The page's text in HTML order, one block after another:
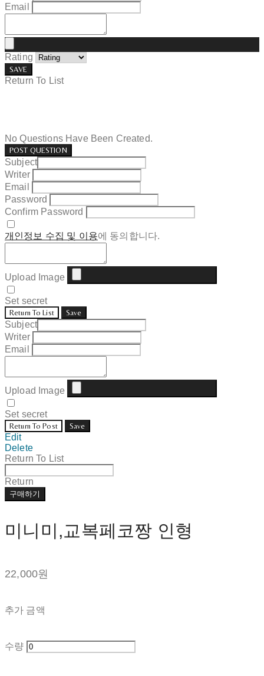
Email
Rating
SAVE
Return To List
No Questions Have Been Created.
POST QUESTION
Subject
Writer
Email
Password
Confirm Password
개인정보 수집 및 이용에 동의합니다.
Upload Image
Set secret
Return To List Save
Subject
Writer
Email
Upload Image
Set secret
Return To Post Save
Edit
Delete
Return To List
Return
구매하기
미니미,교복페코짱 인형
22,000원
추가 금액
수량